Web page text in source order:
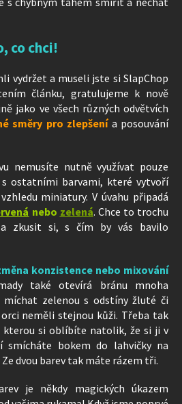
co chci!
vydržet a museli jste si SlapChop
článku, gratulujeme k nově
jako ve všech různých odvětvích
směry pro zlepšenía posouvání
nemusíte nutně využívat pouze
ostatními barvami, které vytvoří
miniatury. V úvahu připadá
nebo zelená. Chce to trochu
a zkusit si, s čím by vás bavilo
konzistence nebo mixování
také otevírá bránu mnoha
míchat zelenou s odstíny žluté či
orci neměli stejnou kůži. Třeba tak
kterou si oblíbíte natolik, že si ji v
smícháte bokem do lahvičky na
dvou barev tak máte rázem tři.
je někdy magických úkazem